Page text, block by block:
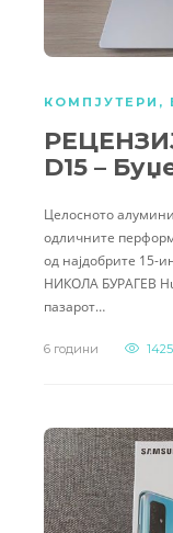
КОМПЈУТЕРИ ,
D15 –
Целосното
одличните
од најдобрите 15-
НИКОЛА БУРАГЕВ
пазарот…
6 години